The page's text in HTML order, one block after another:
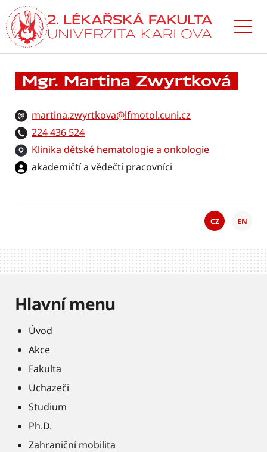
Přejít
k hlavnímu
obsahu
Mgr. Martina Zwyrtková
martina.zwyrtkova@lfmotol.cuni.cz
224 436 524
Klinika dětské hematologie a onkologie
akademičtí a vědečtí pracovníci
CZ EN
Hlavní menu
Úvod
Akce
Fakulta
Uchazeči
Studium
Ph.D.
Zahraniční mobilita